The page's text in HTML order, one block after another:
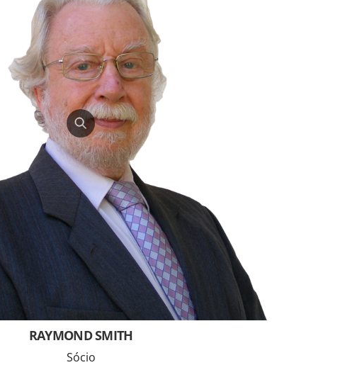
RAYMOND SMITH
Sócio